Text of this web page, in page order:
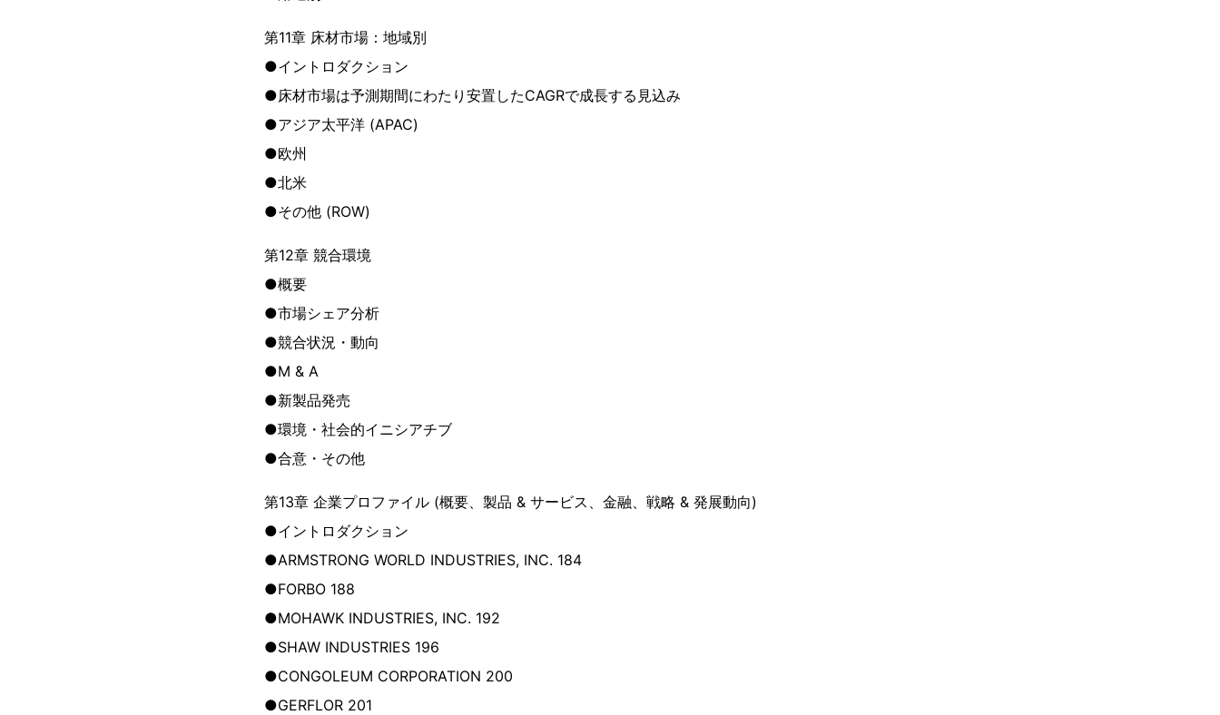
第11章 床材市場：地域別
●イントロダクション
●床材市場は予測期間にわたり安置したCAGRで成長する見込み
●アジア太平洋 (APAC)
●欧州
●北米
●その他 (ROW)
第12章 競合環境
●概要
●市場シェア分析
●競合状況・動向
●M & A
●新製品発売
●環境・社会的イニシアチブ
●合意・その他
第13章 企業プロファイル (概要、製品 & サービス、金融、戦略 & 発展動向)
●イントロダクション
●ARMSTRONG WORLD INDUSTRIES, INC. 184
●FORBO 188
●MOHAWK INDUSTRIES, INC. 192
●SHAW INDUSTRIES 196
●CONGOLEUM CORPORATION 200
●GERFLOR 201